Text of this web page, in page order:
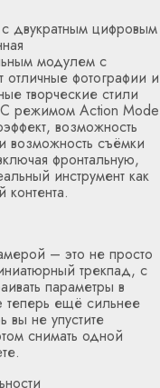
двукратным цифровым
модулем с
фотографии и
творческие стили
режимом Action Mode
возможность
возможность съёмки
фронтальную,
инструмент как
– это не просто
трекпад, с
параметры в
теперь ещё сильнее
не упустите
снимать одной